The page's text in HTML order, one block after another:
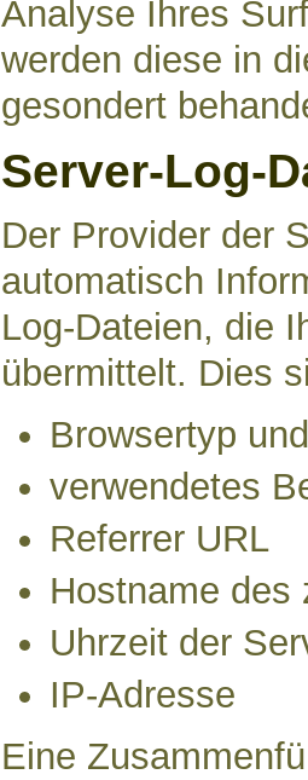
Analyse Ihres
werden diese in
gesondert
Server-Log-
Der Provider der
automatisch
Log-Dateien, die
übermittelt. Dies
Browsertyp
verwendetes
Referrer URL
Hostname des
Uhrzeit der
IP-Adresse
Eine